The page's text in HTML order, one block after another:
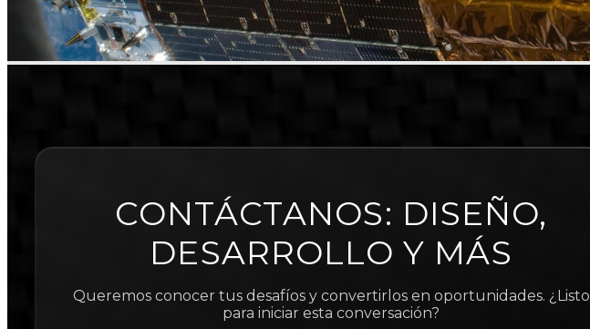
CONTÁCTANOS: DISEÑO,
DESARROLLO Y MÁS
Queremos conocer tus desafíos y convertirlos en oportunidades. ¿Listo
para iniciar esta conversación?